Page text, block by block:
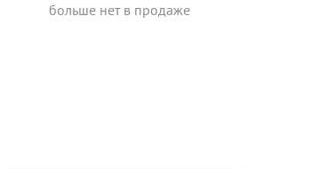
больше нет в продаже